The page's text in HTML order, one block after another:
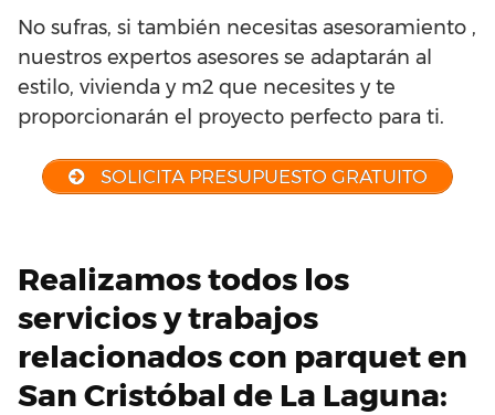
No sufras, si también necesitas asesoramiento ,
nuestros expertos asesores se adaptarán al
estilo, vivienda y m2 que necesites y te
proporcionarán el proyecto perfecto para ti.
SOLICITA PRESUPUESTO GRATUITO
Realizamos todos los
servicios y trabajos
relacionados con parquet en
San Cristóbal de La Laguna: